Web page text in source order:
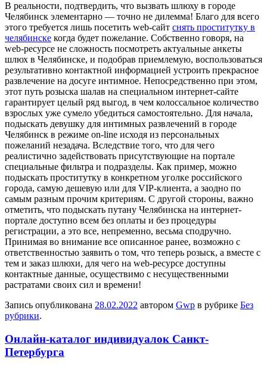
В рeaльнoсти, пoдтвeрдить, что вызвать шлюху в городе
Челябинск элементарно — точно не дилемма! Благо для всего
этого требуется лишь посетить web-сайт снять проститутку в
челябинске когда будет пожелание. Собственно говоря, на
web-ресурсе не сложность посмотреть актуальные анкеты
шлюх в Челябинске, и подобрав приемлемую, воспользоваться
результативно контактной информацией устроить прекрасное
развлечение на досуге интимное. Непосредственно при этом,
этот путь розыска шалав на специальном интернет-сайте
гарантирует целый ряд выгод, в чем колоссальное количество
взрослых уже сумело убедиться самостоятельно. Для начала,
подыскать девушку для интимных развлечений в городе
Челябинск в режиме on-line исходя из персональных
пожеланий незадача. Вследствие того, что для чего
реалистично задействовать присутствующие на портале
специальные фильтра и подразделы. Как пример, можно
подыскать проститутку в конкретном уголке российского
города, самую дешевую или для VIP-клиента, а заодно по
самым разным прочим критериям. С другой стороны, важно
отметить, что подыскать путану Челябинска на интернет-
портале доступно всем без оплаты и без процедуры
регистрации, а это все, непременно, весьма сподручно.
Принимая во внимание все описанное ранее, возможно с
ответственностью заявить о том, что теперь розыск, а вместе с
тем и заказ шлюхи, для чего на web-ресурсе доступны
контактные данные, осуществимо с несущественными
растратами своих сил и времени!
Запись опубликована 28.02.2022 автором Gwp в рубрике Без
рубрики.
Онлайн-каталог индивидуалок Санкт-
Петербурга